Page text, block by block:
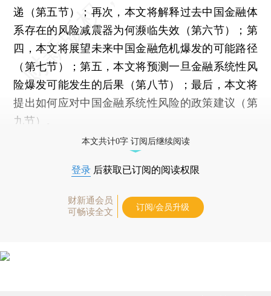
递（第五节）；再次，本文将解释过去中国金融体
系存在的风险减震器为何濒临失效（第六节）；第
四，本文将展望未来中国金融危机爆发的可能路径
（第七节）；第五，本文将预测一旦金融系统性风
险爆发可能发生的后果（第八节）；最后，本文将
提出如何应对中国金融系统性风险的政策建议（第
九节）。
本文共计0字 订阅后继续阅读
登录 后获取已订阅的阅读权限
财新通会员
可畅读全文
订阅/会员升级